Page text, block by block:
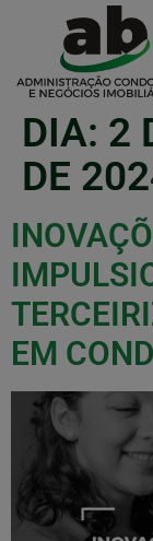
DIA: 2
DE
EM